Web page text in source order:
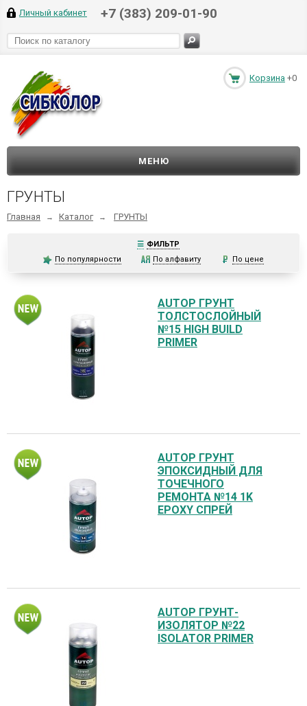
Личный кабинет +7 (383) 209-01-90
Корзина +0
МЕНЮ
ГРУНТЫ
Главная → Каталог → ГРУНТЫ
☰ ФИЛЬТР
По популярности
По алфавиту По цене
AUTOP ГРУНТ
ТОЛСТОСЛОЙНЫЙ
№15 HIGH BUILD
PRIMER
AUTOP ГРУНТ
ЭПОКСИДНЫЙ ДЛЯ
ТОЧЕЧНОГО
РЕМОНТА №14 1K
EPOXY СПРЕЙ
AUTOP ГРУНТ-
ИЗОЛЯТОР №22
ISOLATOR PRIMER